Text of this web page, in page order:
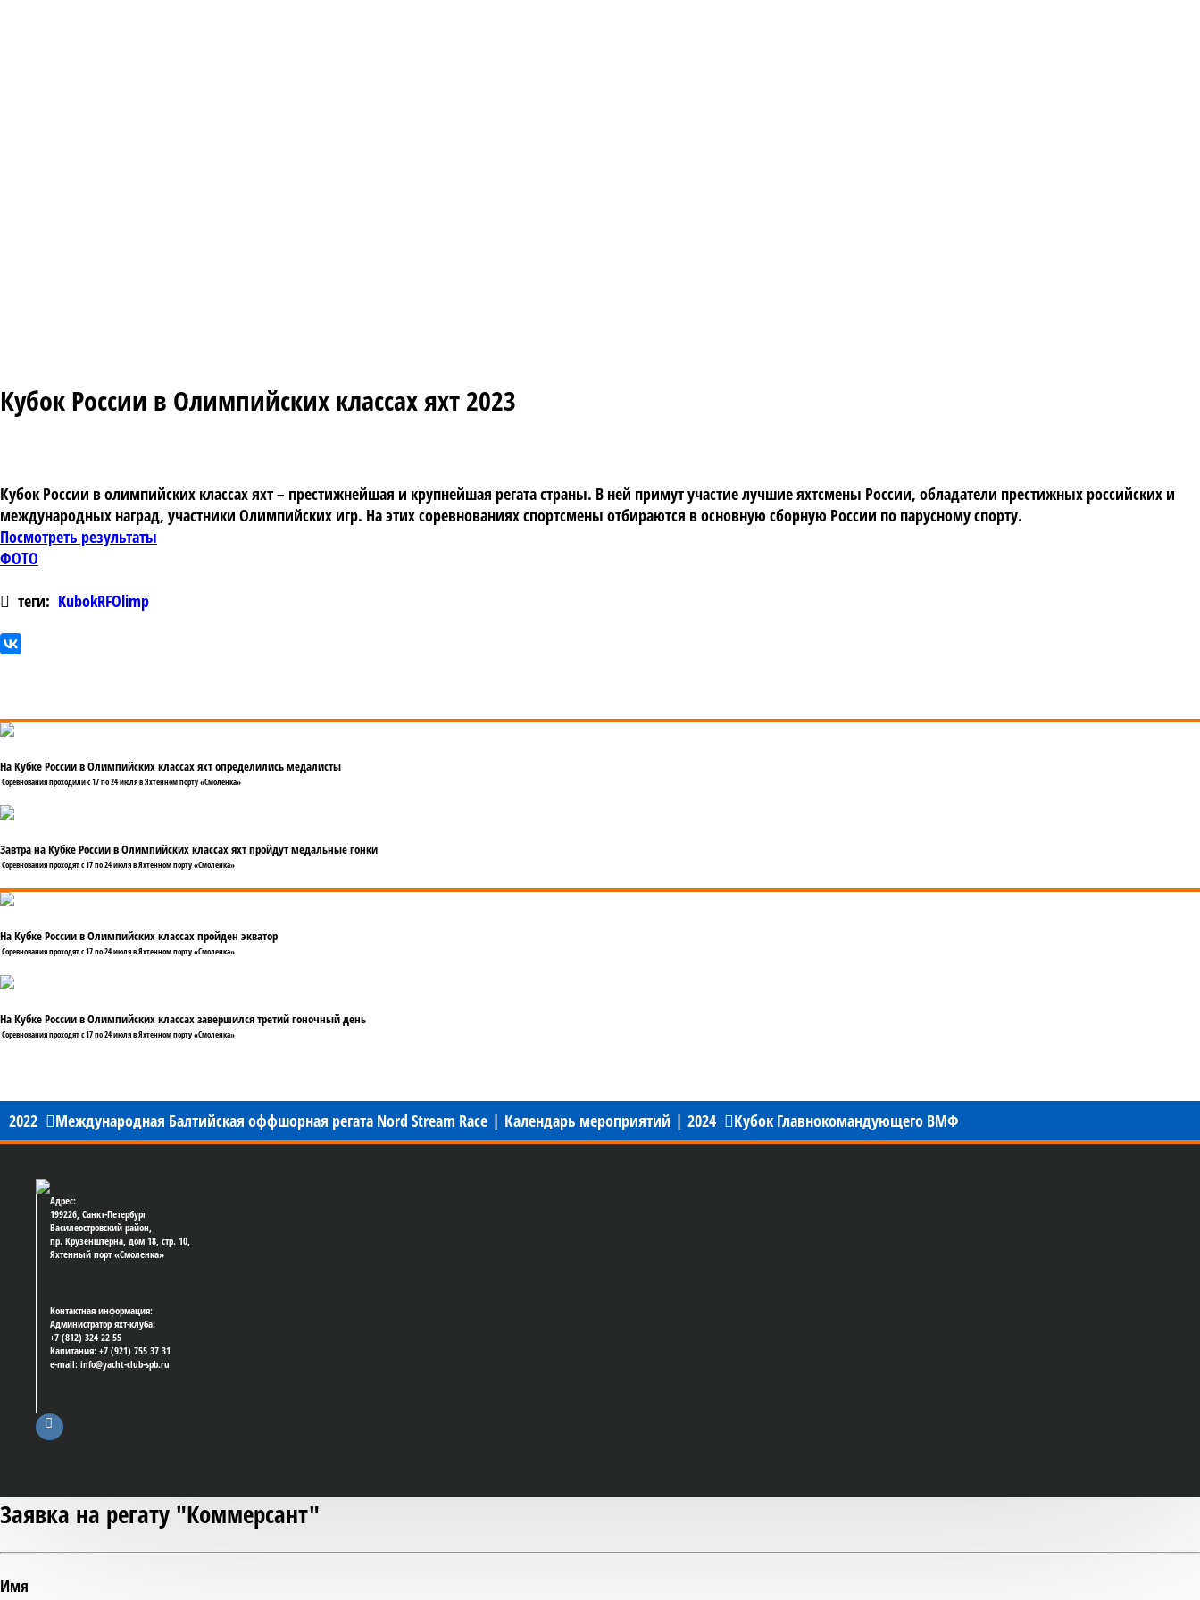
Кубок России в Олимпийских классах яхт 2023
Кубок России в олимпийских классах яхт – престижнейшая и крупнейшая регата страны. В ней примут участие лучшие яхтсмены России, обладатели престижных российских и
международных наград, участники Олимпийских игр. На этих соревнованиях спортсмены отбираются в основную сборную России по парусному спорту.
Посмотреть результаты
ФОТО
теги: KubokRFOlimp
На Кубке России в Олимпийских классах яхт определились медалисты
Соревнования проходили с 17 по 24 июля в Яхтенном порту «Смоленка»
Завтра на Кубке России в Олимпийских классах яхт пройдут медальные гонки
Соревнования проходят с 17 по 24 июля в Яхтенном порту «Смоленка»
На Кубке России в Олимпийских классах пройден экватор
Соревнования проходят с 17 по 24 июля в Яхтенном порту «Смоленка»
На Кубке России в Олимпийских классах завершился третий гоночный день
Соревнования проходят с 17 по 24 июля в Яхтенном порту «Смоленка»
2022 Международная Балтийская оффшорная регата Nord Stream Race | Календарь мероприятий | 2024 Кубок Главнокомандующего ВМФ
Адрес:
199226, Санкт-Петербург
Василеостровский район,
пр. Крузенштерна, дом 18, стр. 10,
Яхтенный порт «Смоленка»
Контактная информация:
Администратор яхт-клуба:
+7 (812) 324 22 55
Капитания: +7 (921) 755 37 31
e-mail: info@yacht-club-spb.ru
Заявка на регату "Коммерсант"
Имя